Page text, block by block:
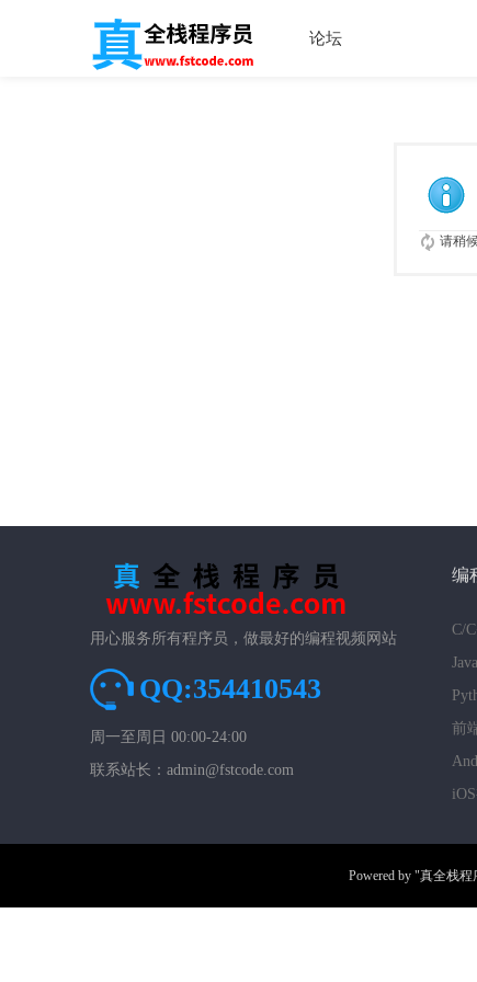
论坛
请稍
用心服务所有程序员，做最好的编程视频网站
QQ:354410543
周一至周日 00:00-24:00
联系站长：admin@fstcode.com
编
C/
前
Powered by "真全栈程